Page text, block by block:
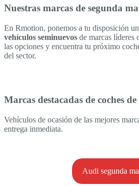
Nuestras marcas de segunda
En Rmotion, ponemos a tu disposición
vehículos seminuevos de marcas líderes
las opciones y encuentra tu próximo
del sector.
Marcas destacadas de coches
Vehículos de ocasión de las mejores
entrega inmediata.
Audi segunda